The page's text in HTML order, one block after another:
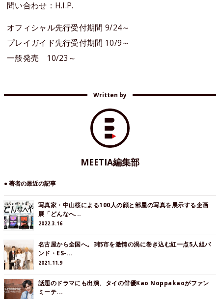
問い合わせ：H.I.P.
オフィシャル先行受付期間 9/24～
プレイガイド先行受付期間 10/9～
一般発売 10/23～
Written by
MEETIA編集部
● 著者の最近の記事
写真家・中山桜による100人の顔と部屋の写真を展示する企画
展「どんなへ...
2022.3.16
名古屋から全国へ。3都市を激情の渦に巻き込む紅一点5人組バ
ンド・ES-...
2021.11.9
話題のドラマにも出演、タイの俳優Kao Noppakaoがファン
ミーテ...